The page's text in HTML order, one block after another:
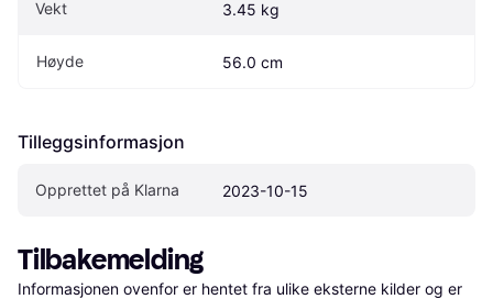
Vekt 3.45 kg
Høyde 56.0 cm
Tilleggsinformasjon
Opprettet på Klarna 2023-10-15
Tilbakemelding
Informasjonen ovenfor er hentet fra ulike eksterne kilder og er